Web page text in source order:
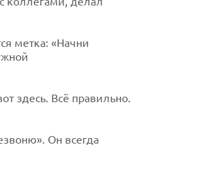
метка: «Начни
здесь. Всё правильно.
Он всегда